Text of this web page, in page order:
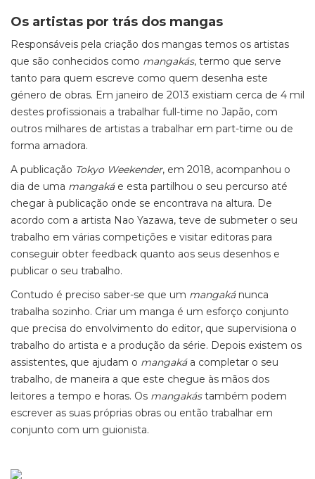
Os artistas por trás dos mangas
Responsáveis pela criação dos mangas temos os artistas
que são conhecidos como mangakás, termo que serve
tanto para quem escreve como quem desenha este
género de obras. Em janeiro de 2013 existiam cerca de 4 mil
destes profissionais a trabalhar full-time no Japão, com
outros milhares de artistas a trabalhar em part-time ou de
forma amadora.
A publicação Tokyo Weekender, em 2018, acompanhou o
dia de uma mangakáe esta partilhou o seu percurso até
chegar à publicação onde se encontrava na altura. De
acordo com a artista Nao Yazawa, teve de submeter o seu
trabalho em várias competições e visitar editoras para
conseguir obter feedback quanto aos seus desenhos e
publicar o seu trabalho.
Contudo é preciso saber-se que um mangaká nunca
trabalha sozinho. Criar um manga é um esforço conjunto
que precisa do envolvimento do editor, que supervisiona o
trabalho do artista e a produção da série. Depois existem os
assistentes, que ajudam o mangakáa completar o seu
trabalho, de maneira a que este chegue às mãos dos
leitores a tempo e horas. Os mangakástambém podem
escrever as suas próprias obras ou então trabalhar em
conjunto com um guionista.